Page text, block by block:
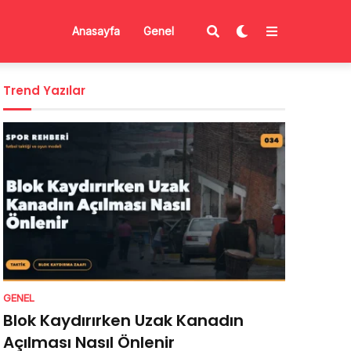
Anasayfa Genel
Trend Yazılar
GENEL
Blok Kaydırırken Uzak Kanadın
Açılması Nasıl Önlenir